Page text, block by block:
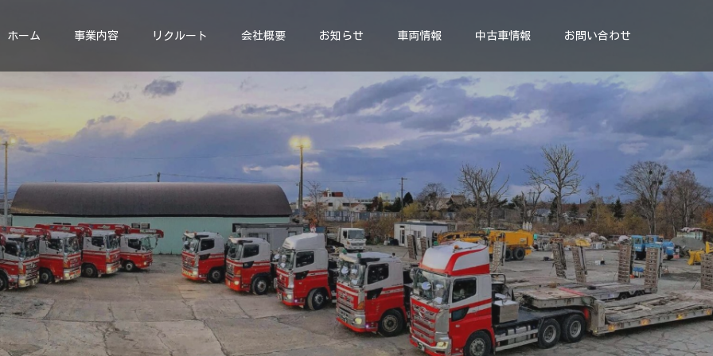
ホーム 事業内容 リクルート 会社概要 お知らせ 車両情報 中古車情報 お問い合わせ